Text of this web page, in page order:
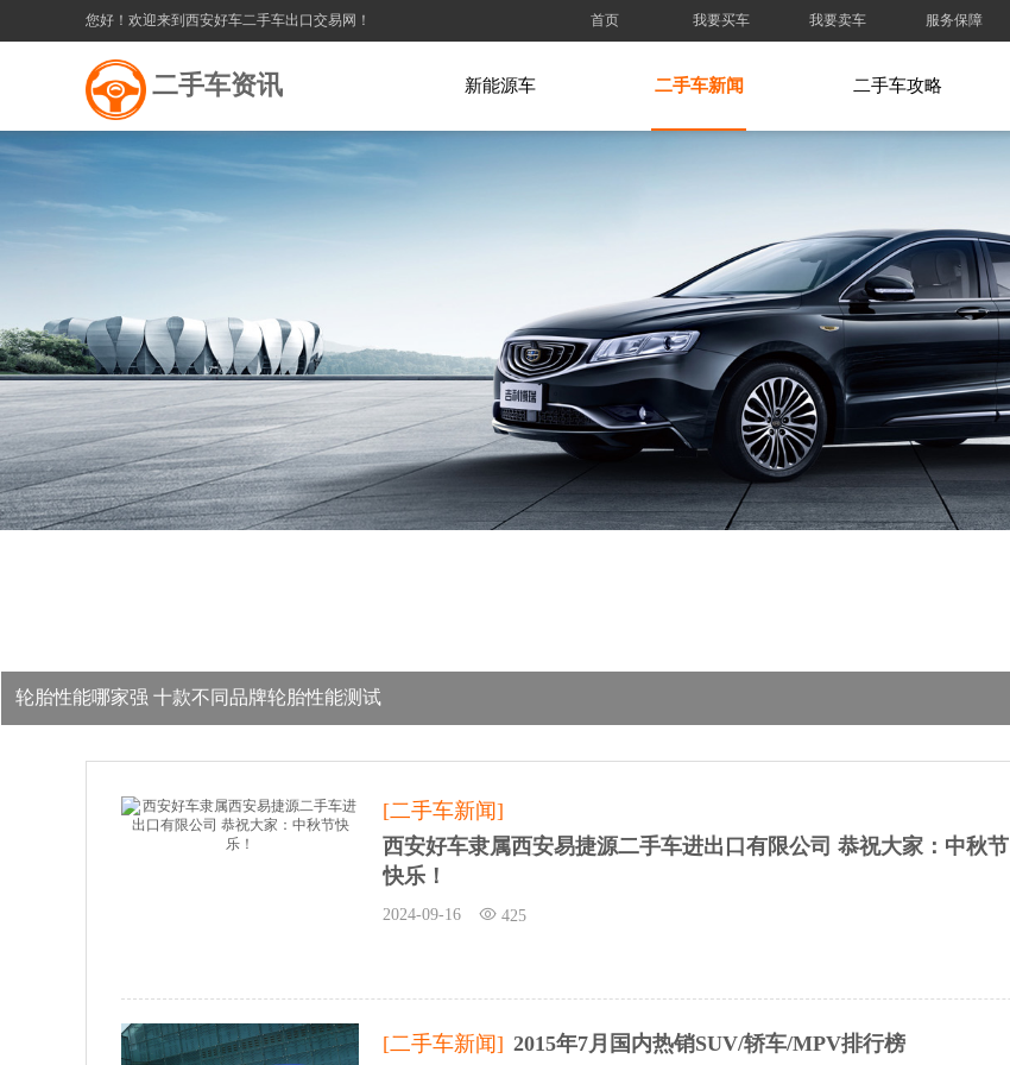
您好！欢迎来到西安好车二手车出口交易网！ 首页 我要买车 我要卖车 服务保障
新能源车 二手车新闻 二手车攻略
二手车资讯
轮胎性能哪家强 十款不同品牌轮胎性能测试
[二手车新闻]
西安好车隶属西安易捷源二手车进出口有限公司 恭祝大家：中秋节
快乐！
2024-09-16 425
[二手车新闻] 2015年7月国内热销SUV/轿车/MPV排行榜